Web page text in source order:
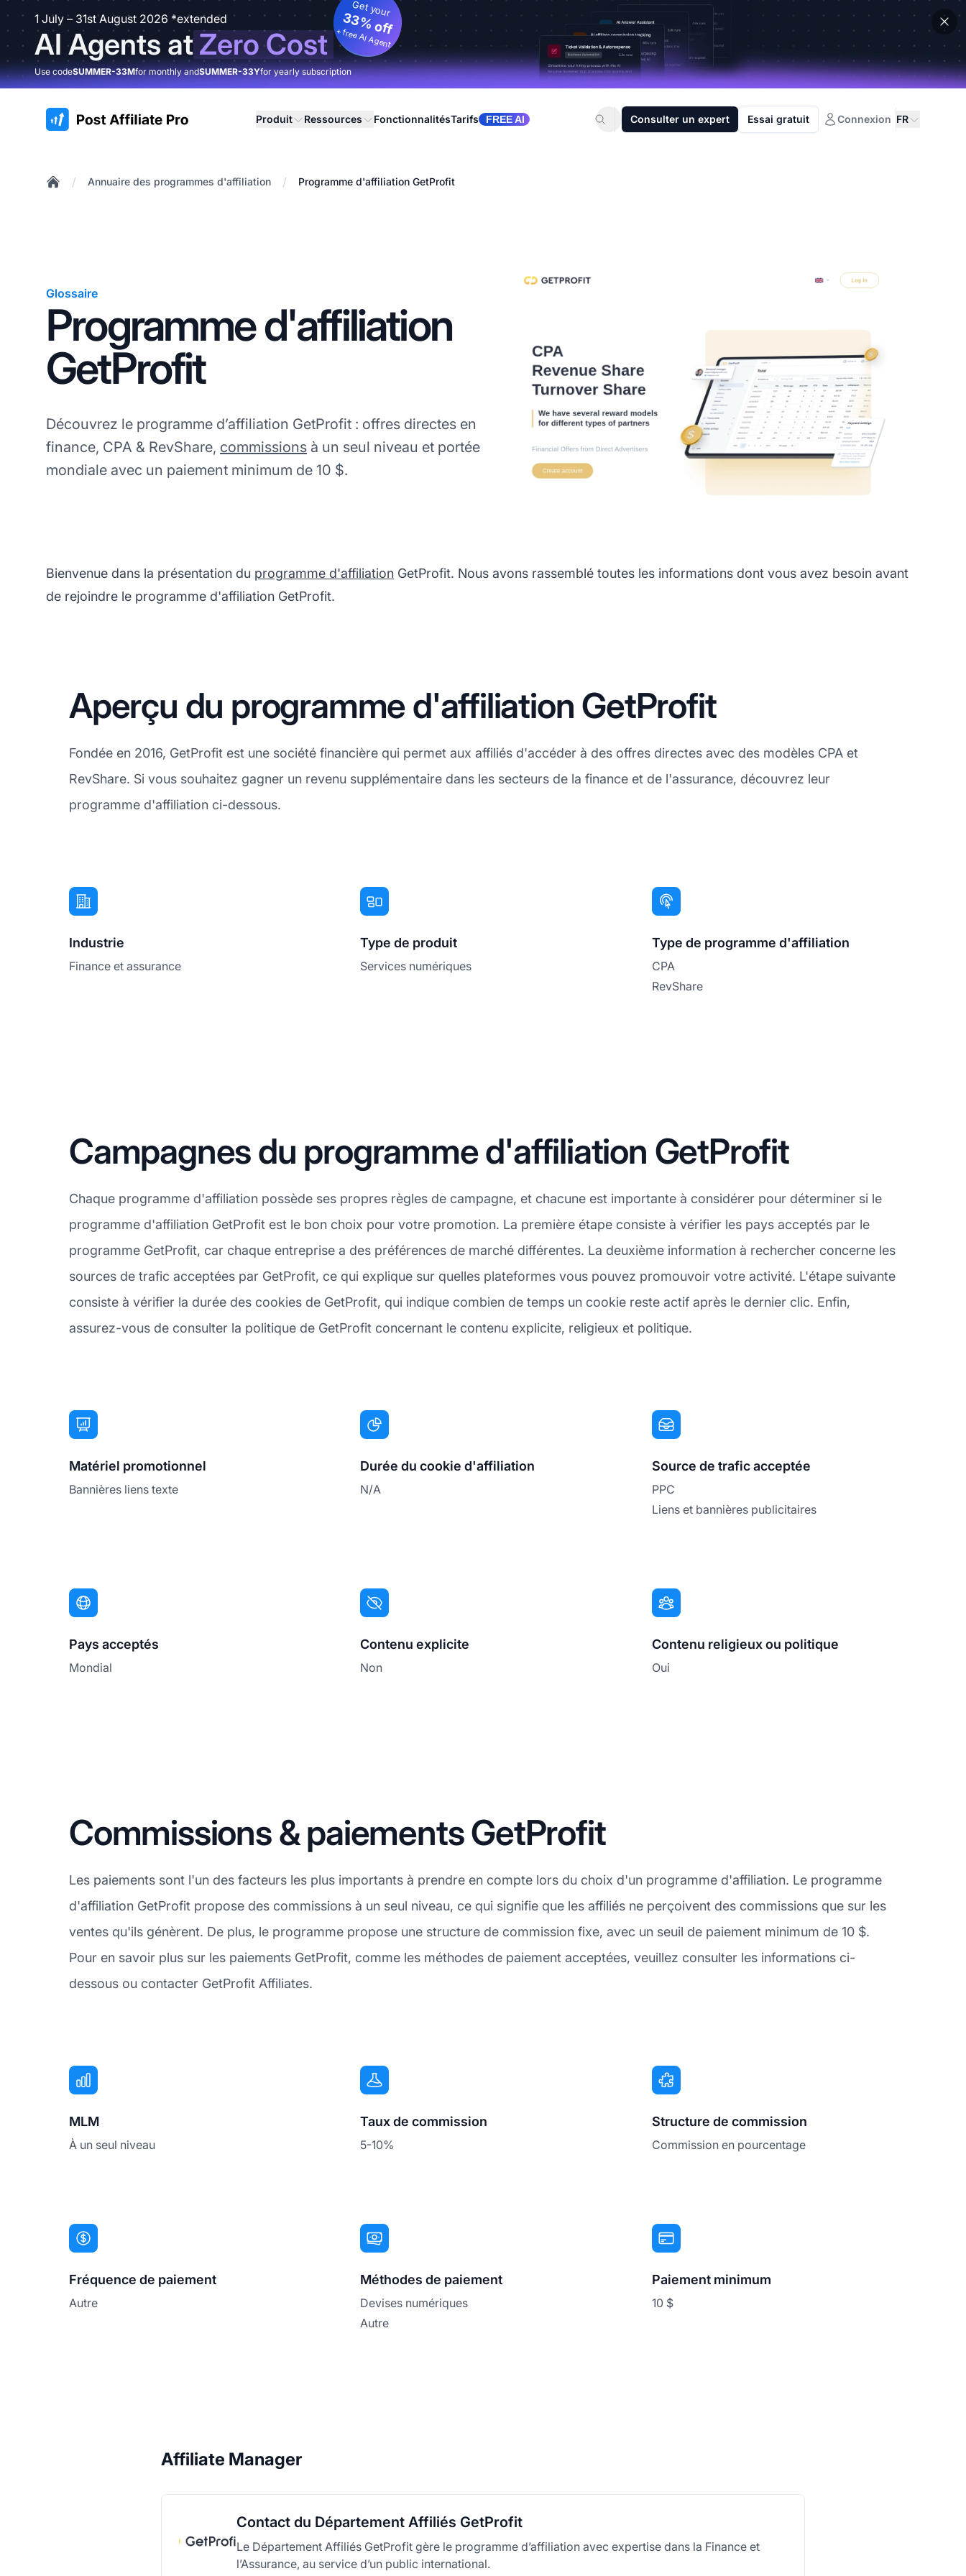
1 July – 31st August 2026 *extended
AI Agents atZero Cost
Get your
33% off
+ free AI Agent
Use codeSUMMER-33Mfor monthly andSUMMER-33Yfor yearly subscription
:site.title Produit Ressources FonctionnalitésTarifs FREE AI Consulter un expert Essai gratuit Connexion FR
/ Annuaire des programmes d'affiliation / Programme d'affiliation GetProfit
Glossaire
Programme d'affiliation
GetProfit
Découvrez le programme d’affiliation GetProfit : offres directes en
finance, CPA & RevShare, commissions à un seul niveau et portée
mondiale avec un paiement minimum de 10 $.
Bienvenue dans la présentation du programme d'affiliation GetProfit. Nous avons rassemblé toutes les informations dont vous avez besoin avant
de rejoindre le programme d'affiliation GetProfit.
Aperçu du programme d'affiliation GetProfit
Fondée en 2016, GetProfit est une société financière qui permet aux affiliés d'accéder à des offres directes avec des modèles CPA et
RevShare. Si vous souhaitez gagner un revenu supplémentaire dans les secteurs de la finance et de l'assurance, découvrez leur
programme d'affiliation ci-dessous.
Industrie
Finance et assurance
Type de produit
Services numériques
Type de programme d'affiliation
CPA
RevShare
Campagnes du programme d'affiliation GetProfit
Chaque programme d'affiliation possède ses propres règles de campagne, et chacune est importante à considérer pour déterminer si le
programme d'affiliation GetProfit est le bon choix pour votre promotion. La première étape consiste à vérifier les pays acceptés par le
programme GetProfit, car chaque entreprise a des préférences de marché différentes. La deuxième information à rechercher concerne les
sources de trafic acceptées par GetProfit, ce qui explique sur quelles plateformes vous pouvez promouvoir votre activité. L'étape suivante
consiste à vérifier la durée des cookies de GetProfit, qui indique combien de temps un cookie reste actif après le dernier clic. Enfin,
assurez-vous de consulter la politique de GetProfit concernant le contenu explicite, religieux et politique.
Matériel promotionnel
Bannières liens texte
Durée du cookie d'affiliation
N/A
Source de trafic acceptée
PPC
Liens et bannières publicitaires
Pays acceptés
Mondial
Contenu explicite
Non
Contenu religieux ou politique
Oui
Commissions & paiements GetProfit
Les paiements sont l'un des facteurs les plus importants à prendre en compte lors du choix d'un programme d'affiliation. Le programme
d'affiliation GetProfit propose des commissions à un seul niveau, ce qui signifie que les affiliés ne perçoivent des commissions que sur les
ventes qu'ils génèrent. De plus, le programme propose une structure de commission fixe, avec un seuil de paiement minimum de 10 $.
Pour en savoir plus sur les paiements GetProfit, comme les méthodes de paiement acceptées, veuillez consulter les informations ci-
dessous ou contacter GetProfit Affiliates.
MLM
À un seul niveau
Taux de commission
5-10%
Structure de commission
Commission en pourcentage
Fréquence de paiement
Autre
Méthodes de paiement
Devises numériques
Autre
Paiement minimum
10 $
Affiliate Manager
Contact du Département Affiliés GetProfit
Le Département Affiliés GetProfit gère le programme d’affiliation avec expertise dans la Finance et
l’Assurance, au service d’un public international.